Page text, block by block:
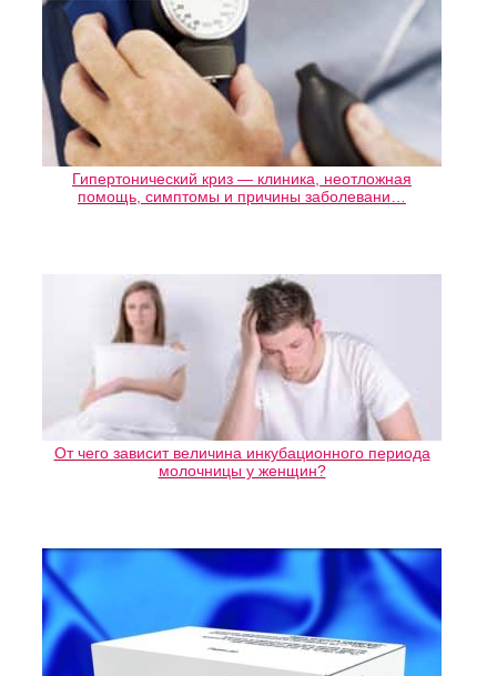
Гипертонический криз — клиника, неотложная
помощь, симптомы и причины заболевани…
От чего зависит величина инкубационного периода
молочницы у женщин?